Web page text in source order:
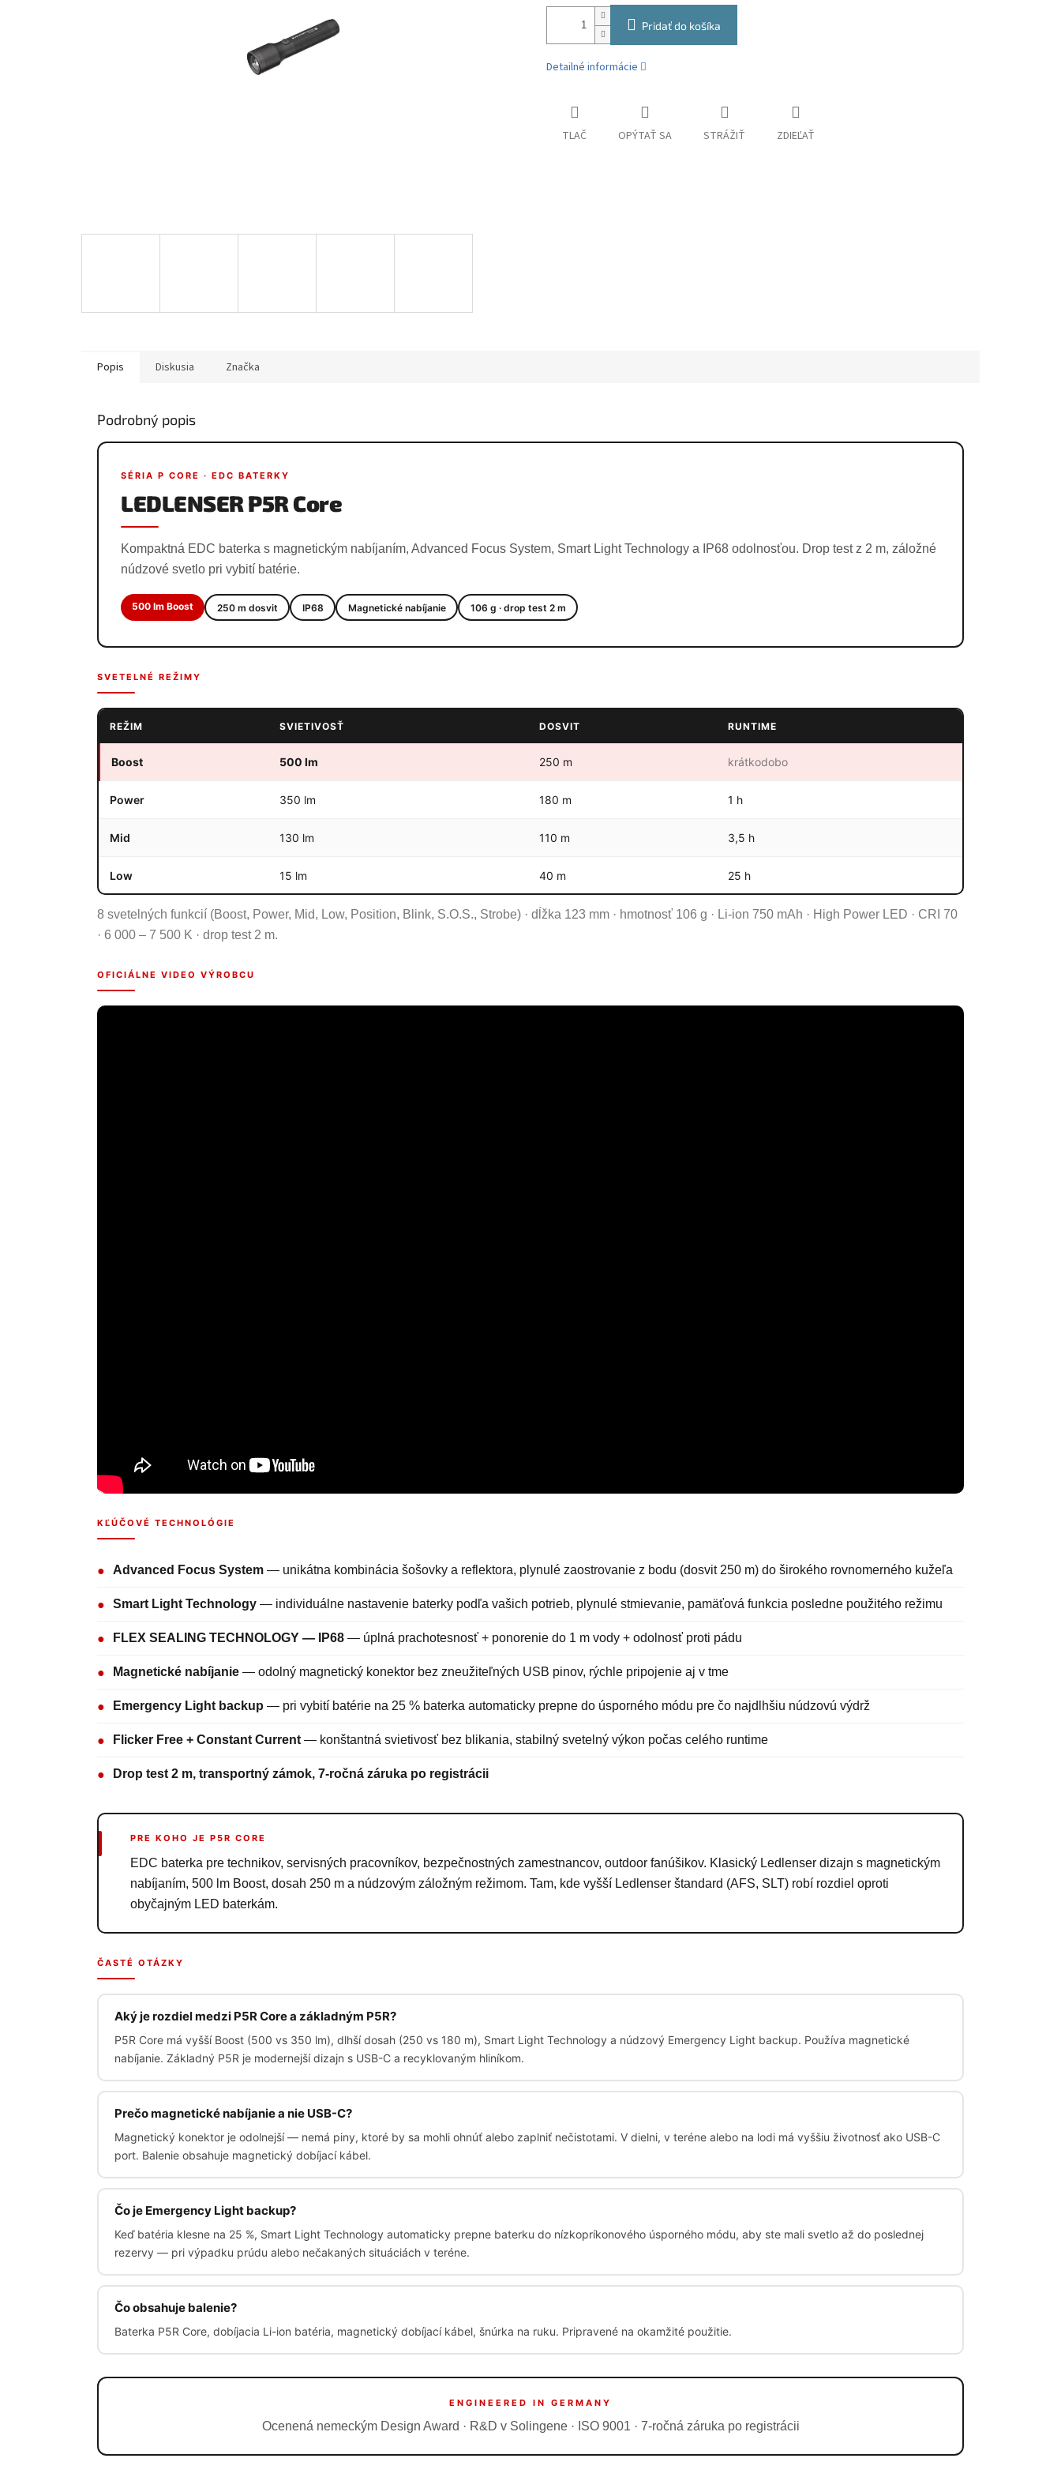
Pridať do košíka
Detailné informácie
TLAČ OPÝTAŤ SA STRÁŽIŤ ZDIEĽAŤ
Popis Diskusia Značka
Podrobný popis
SÉRIA P CORE · EDC BATERKY
LEDLENSER P5R Core
Kompaktná EDC baterka s magnetickým nabíjaním, Advanced Focus System, Smart Light Technology a IP68 odolnosťou. Drop test z 2 m, záložné
núdzové svetlo pri vybití batérie.
500 lm Boost 250 m dosvit IP68 Magnetické nabíjanie 106 g · drop test 2 m
SVETELNÉ REŽIMY
REŽIM SVIETIVOSŤ DOSVIT RUNTIME
Boost 500 lm 250 m krátkodobo
Power 350 lm 180 m 1 h
Mid 130 lm 110 m 3,5 h
Low 15 lm 40 m 25 h
8 svetelných funkcií (Boost, Power, Mid, Low, Position, Blink, S.O.S., Strobe) · dĺžka 123 mm · hmotnosť 106 g · Li-ion 750 mAh · High Power LED · CRI 70
· 6 000 – 7 500 K · drop test 2 m.
OFICIÁLNE VIDEO VÝROBCU
KĽÚČOVÉ TECHNOLÓGIE
● Advanced Focus System — unikátna kombinácia šošovky a reflektora, plynulé zaostrovanie z bodu (dosvit 250 m) do širokého rovnomerného kužeľa
● Smart Light Technology — individuálne nastavenie baterky podľa vašich potrieb, plynulé stmievanie, pamäťová funkcia posledne použitého režimu
● FLEX SEALING TECHNOLOGY — IP68 — úplná prachotesnosť + ponorenie do 1 m vody + odolnosť proti pádu
● Magnetické nabíjanie — odolný magnetický konektor bez zneužiteľných USB pinov, rýchle pripojenie aj v tme
● Emergency Light backup — pri vybití batérie na 25 % baterka automaticky prepne do úsporného módu pre čo najdlhšiu núdzovú výdrž
● Flicker Free + Constant Current — konštantná svietivosť bez blikania, stabilný svetelný výkon počas celého runtime
● Drop test 2 m, transportný zámok, 7-ročná záruka po registrácii
PRE KOHO JE P5R CORE
EDC baterka pre technikov, servisných pracovníkov, bezpečnostných zamestnancov, outdoor fanúšikov. Klasický Ledlenser dizajn s magnetickým
nabíjaním, 500 lm Boost, dosah 250 m a núdzovým záložným režimom. Tam, kde vyšší Ledlenser štandard (AFS, SLT) robí rozdiel oproti
obyčajným LED baterkám.
ČASTÉ OTÁZKY
Aký je rozdiel medzi P5R Core a základným P5R?
P5R Core má vyšší Boost (500 vs 350 lm), dlhší dosah (250 vs 180 m), Smart Light Technology a núdzový Emergency Light backup. Používa magnetické
nabíjanie. Základný P5R je modernejší dizajn s USB-C a recyklovaným hliníkom.
Prečo magnetické nabíjanie a nie USB-C?
Magnetický konektor je odolnejší — nemá piny, ktoré by sa mohli ohnúť alebo zaplniť nečistotami. V dielni, v teréne alebo na lodi má vyššiu životnosť ako USB-C
port. Balenie obsahuje magnetický dobíjací kábel.
Čo je Emergency Light backup?
Keď batéria klesne na 25 %, Smart Light Technology automaticky prepne baterku do nízkopríkonového úsporného módu, aby ste mali svetlo až do poslednej
rezervy — pri výpadku prúdu alebo nečakaných situáciách v teréne.
Čo obsahuje balenie?
Baterka P5R Core, dobíjacia Li-ion batéria, magnetický dobíjací kábel, šnúrka na ruku. Pripravené na okamžité použitie.
ENGINEERED IN GERMANY
Ocenená nemeckým Design Award · R&D v Solingene · ISO 9001 · 7-ročná záruka po registrácii